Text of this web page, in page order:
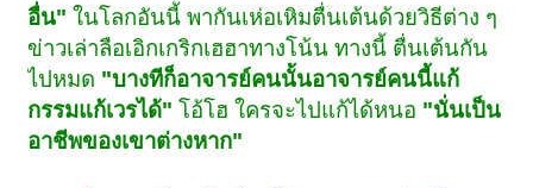
อื่น" ในโลกอันนี้ พากันเห่อเหิมตื่นเต้นด้วยวิธีต่าง ๆ
ข่าวเล่าลือเอิกเกริกเฮฮาทางโน้น ทางนี้ ตื่นเต้นกัน
ไปหมด "บางทีก็อาจารย์คนนั้นอาจารย์คนนี้แก้
กรรมแก้เวรได้" โอ้โฮ ใครจะไปแก้ได้หนอ "นั่นเป็น
อาชีพของเขาต่างหาก"